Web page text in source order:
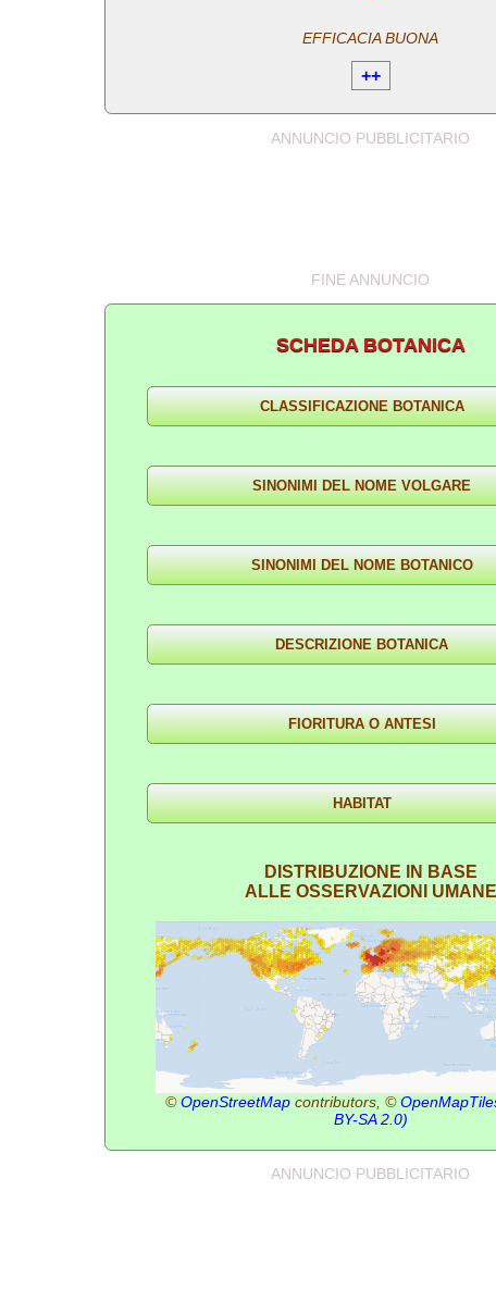
EFFICACIA BUONA
++
ANNUNCIO PUBBLICITARIO
FINE ANNUNCIO
SCHEDA BOTANICA
DISTRIBUZIONE IN BASE
ALLE OSSERVAZIONI UMANE
©OpenStreetMapcontributors, ©
BY-SA 2.0)
ANNUNCIO PUBBLICITARIO